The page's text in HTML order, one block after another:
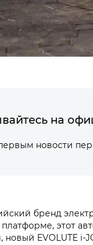
на
новости
бренд
платформе, этот
новый EVOLUTE